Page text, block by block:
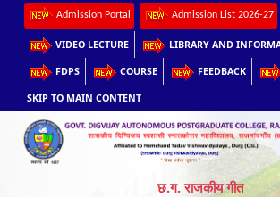
Admission Portal Admission List 2026-27
VIDEO LECTURE LIBRARY AND
FDPS COURSE FEEDBACK
SKIP TO MAIN CONTENT
छ.ग. राजकीय गीत